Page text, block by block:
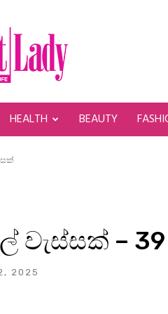
HEALTH BEAUTY
වැස්සක් – 39
2025